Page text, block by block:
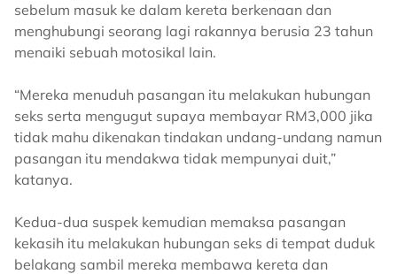
sebelum masuk ke dalam kereta berkenaan dan
menghubungi seorang lagi rakannya berusia 23 tahun
menaiki sebuah motosikal lain.
“Mereka menuduh pasangan itu melakukan hubungan
seks serta mengugut supaya membayar RM3,000 jika
tidak mahu dikenakan tindakan undang-undang namun
pasangan itu mendakwa tidak mempunyai duit,”
katanya.
Kedua-dua suspek kemudian memaksa pasangan
kekasih itu melakukan hubungan seks di tempat duduk
belakang sambil mereka membawa kereta dan